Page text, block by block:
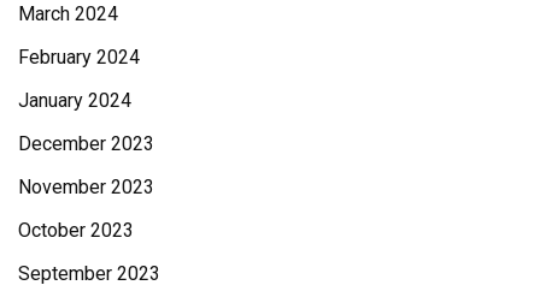
March 2024
February 2024
January 2024
December 2023
November 2023
October 2023
September 2023